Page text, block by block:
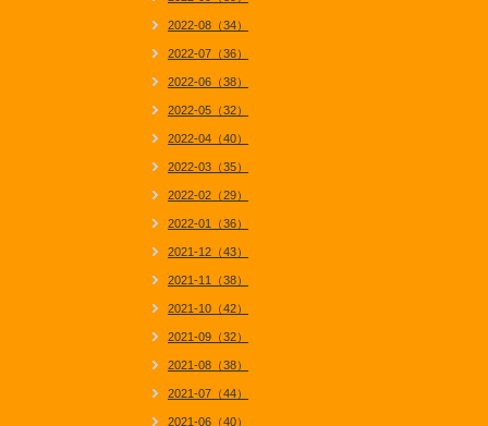
2022-08（34）
2022-07（36）
2022-06（38）
2022-05（32）
2022-04（40）
2022-03（35）
2022-02（29）
2022-01（36）
2021-12（43）
2021-11（38）
2021-10（42）
2021-09（32）
2021-08（38）
2021-07（44）
2021-06（40）